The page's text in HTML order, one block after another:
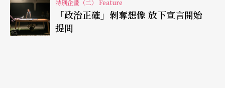
源。此外，在各自發展之後，還要能建立合作的機
制，彼此串聯、流通，例如節目的巡迴與交換，不
特別企畫（二） Feature
「政治正確」剝奪想像 放下宣言開始
提問